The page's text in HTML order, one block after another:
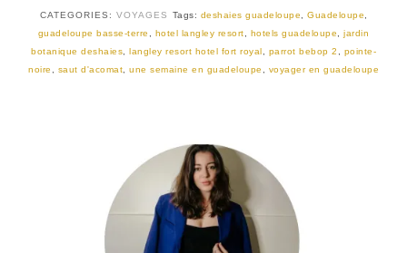
CATEGORIES: VOYAGES Tags: deshaies guadeloupe Guadeloupe
guadeloupe basse-terre
hotel langley resort hotels guadeloupe ,jardin
botanique deshaies
langley resort hotel fort royal parrot bebop 2
pointe-
noire
saut d'acomat une semaine en guadeloupe voyager en guadeloupe